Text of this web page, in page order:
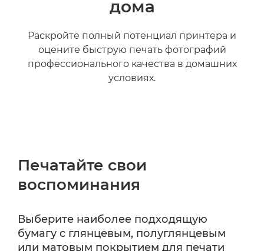
дома
Раскройте полный потенциал принтера и
оцените быструю печать фотографий
профессионального качества в домашних
условиях.
Печатайте свои
воспоминания
Выберите наиболее подходящую
бумагу с глянцевым, полуглянцевым
или матовым покрытием для печати